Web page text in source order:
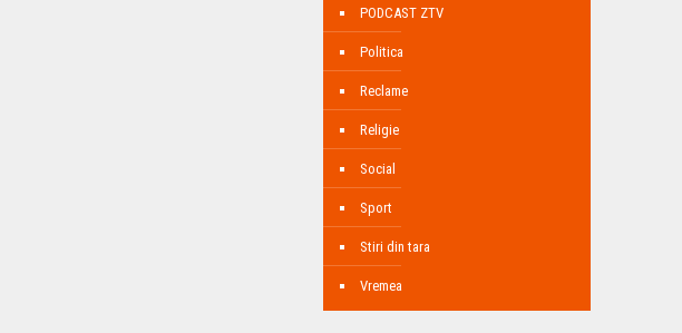
PODCAST ZTV
Politica
Reclame
Religie
Social
Sport
Stiri din tara
Vremea